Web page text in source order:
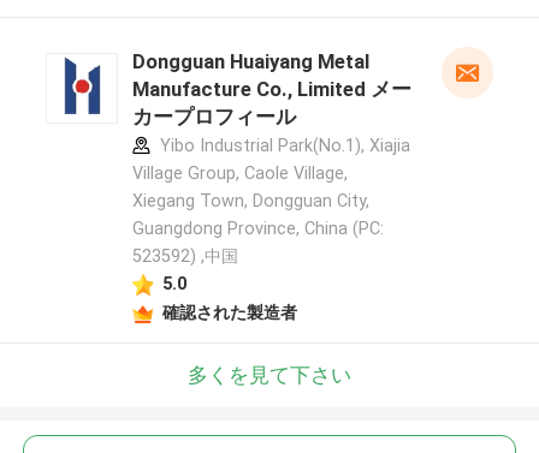
Dongguan Huaiyang Metal
Manufacture Co., Limited メー
カープロフィール
Yibo Industrial Park(No.1), Xiajia
Village Group, Caole Village,
Xiegang Town, Dongguan City,
Guangdong Province, China (PC:
523592) ,中国
5.0
確認された製造者
多くを見て下さい